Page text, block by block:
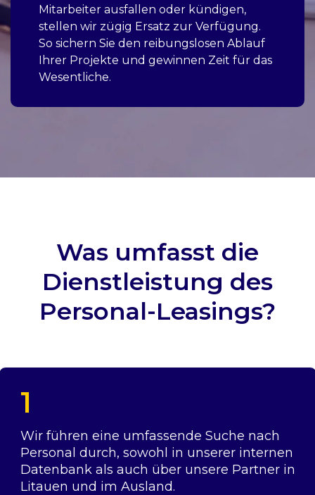
Mitarbeiter ausfallen oder kündigen,
stellen wir zügig Ersatz zur Verfügung.
So sichern Sie den reibungslosen Ablauf
Ihrer Projekte und gewinnen Zeit für das
Wesentliche.
Was umfasst die
Dienstleistung des
Personal-Leasings?
1
Wir führen eine umfassende Suche nach
Personal durch, sowohl in unserer internen
Datenbank als auch über unsere Partner in
Litauen und im Ausland.